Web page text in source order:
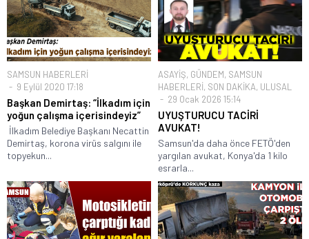
SAMSUN HABERLERİ
9 Eylül 2020 17:18
Başkan Demirtaş: “İlkadım için
yoğun çalışma içerisindeyiz”
İlkadım Belediye Başkanı Necattin
Demirtaş, korona virüs salgını ile
topyekun...
ASAYİŞ, GÜNDEM, SAMSUN
HABERLERİ, SON DAKİKA, ULUSAL
29 Ocak 2026 15:14
UYUŞTURUCU TACİRİ
AVUKAT!
Samsun'da daha önce FETÖ'den
yargılan avukat, Konya'da 1 kilo
esrarla...